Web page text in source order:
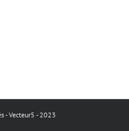
- Vecteur5 - 2023